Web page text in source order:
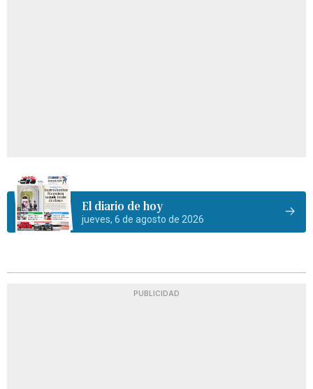
El diario de hoy
jueves, 6 de agosto de 2026
PUBLICIDAD